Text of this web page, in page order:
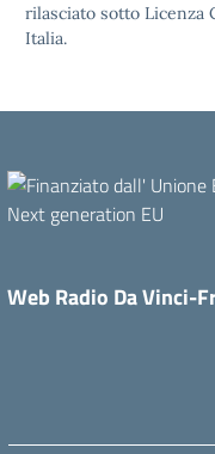
rilasciato sotto Licenza
Italia.
Web Radio Da Vinci-